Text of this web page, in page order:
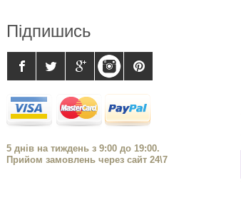
Підпишись
5 днів на тиждень з 9:00 до 19:00.
Прийом замовлень через сайт 24\7